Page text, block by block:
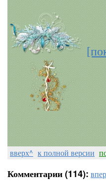
вверх^ к полной версии
Комментарии (114):